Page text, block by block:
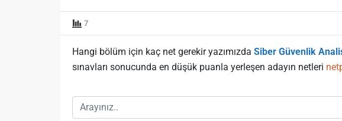
7
Hangi bölüm için kaç net gerekir yazımızda Siber Güvenlik
sınavları sonucunda en düşük puanla yerleşen adayın netleri